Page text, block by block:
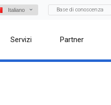
Italiano Base di conoscenza
Servizi Partner